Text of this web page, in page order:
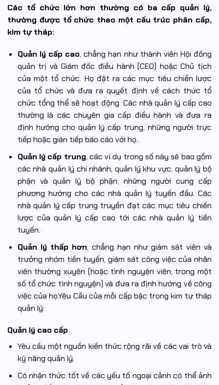
Các tổ chức lớn hơn thường có ba cấp quản lý,
thường được tổ chức theo một cấu trúc phân cấp,
kim tự tháp:
Quản lý cấp cao, chẳng hạn như thành viên Hội đồng
quản trị và Giám đốc điều hành (CEO) hoặc Chủ tịch
của một tổ chức. Họ đặt ra các mục tiêu chiến lược
của tổ chức và đưa ra quyết định về cách thức tổ
chức tổng thể sẽ hoạt động. Các nhà quản lý cấp cao
thường là các chuyên gia cấp điều hành và đưa ra
định hướng cho quản lý cấp trung, những người trực
tiếp hoặc gián tiếp báo cáo với họ.
Quản lý cấp trung, các ví dụ trong số này sẽ bao gồm
các nhà quản lý chi nhánh, quản lý khu vực, quản lý bộ
phận và quản lý bộ phận, những người cung cấp
phương hướng cho các nhà quản lý tuyến đầu. Các
nhà quản lý cấp trung truyền đạt các mục tiêu chiến
lược của quản lý cấp cao tới các nhà quản lý tiền
tuyến.
Quản lý thấp hơn, chẳng hạn như giám sát viên và
trưởng nhóm tiền tuyến, giám sát công việc của nhân
viên thường xuyên (hoặc tình nguyện viên, trong một
số tổ chức tình nguyện) và đưa ra định hướng về công
việc của họ.Yêu Cầu của mỗi cấp bậc trong kim tự tháp
quản lý:
Quản lý cao cấp
Yêu cầu một nguồn kiến thức rộng rãi về các vai trò và
kỹ năng quản lý.
Có nhận thức tốt về các yếu tố ngoại cảnh có thể ảnh